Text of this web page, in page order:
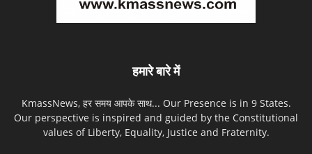
हमारे बारे में
KmassNews, हर समय आपके साथ... Our Presence is in 9 States.
Our perspective is inspired and guided by the Constitutional
values of Liberty, Equality, Justice and Fraternity.